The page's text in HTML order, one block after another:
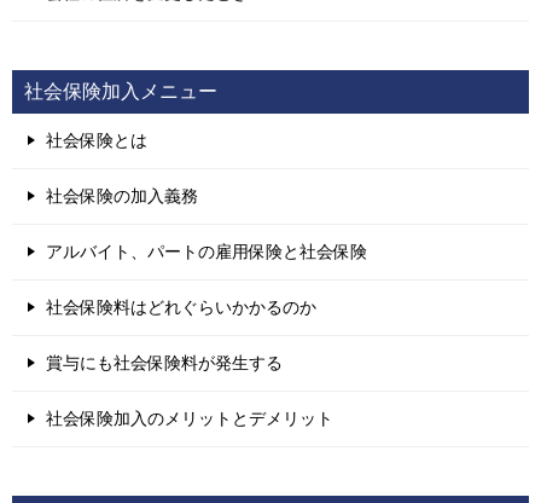
社会保険加入メニュー
社会保険とは
社会保険の加入義務
アルバイト、パートの雇用保険と社会保険
社会保険料はどれぐらいかかるのか
賞与にも社会保険料が発生する
社会保険加入のメリットとデメリット